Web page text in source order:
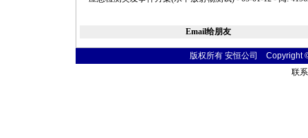
Email给朋友
版权所有 安恒公司 Copyright
联